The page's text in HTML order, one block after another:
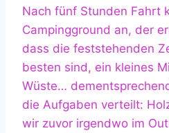
Nach fünf Stunden Fahrt
Campingground an, der
dass die feststehenden
besten sind, ein kleines
Wüste…
die Aufgaben verteilt:
wir zuvor irgendwo im